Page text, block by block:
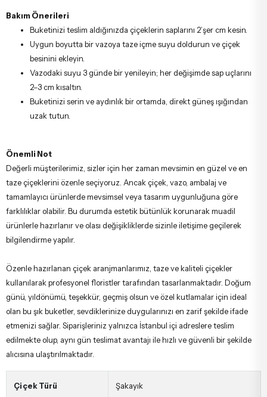
Bakım Önerileri
Buketinizi teslim aldığınızda çiçeklerin saplarını 2’şer cm kesin.
Uygun boyutta bir vazoya taze içme suyu doldurun ve çiçek
besinini ekleyin.
Vazodaki suyu 3 günde bir yenileyin; her değişimde sap uçlarını
2–3 cm kısaltın.
Buketinizi serin ve aydınlık bir ortamda, direkt güneş ışığından
uzak tutun.
Önemli Not
Değerli müşterilerimiz, sizler için her zaman mevsimin en güzel ve en
taze çiçeklerini özenle seçiyoruz. Ancak çiçek, vazo, ambalaj ve
tamamlayıcı ürünlerde mevsimsel veya tasarım uygunluğuna göre
farklılıklar olabilir. Bu durumda estetik bütünlük korunarak muadil
ürünlerle hazırlanır ve olası değişikliklerde sizinle iletişime geçilerek
bilgilendirme yapılır.
Özenle hazırlanan çiçek aranjmanlarımız, taze ve kaliteli çiçekler
kullanılarak profesyonel floristler tarafından tasarlanmaktadır. Doğum
günü, yıldönümü, teşekkür, geçmiş olsun ve özel kutlamalar için ideal
olan bu şık buketler, sevdiklerinize duygularınızı en zarif şekilde ifade
etmenizi sağlar. Siparişleriniz yalnızca İstanbul içi adreslere teslim
edilmekte olup, aynı gün teslimat avantajı ile hızlı ve güvenli bir şekilde
alıcısına ulaştırılmaktadır.
Çiçek Türü Şakayık